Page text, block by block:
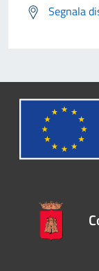
Segnala